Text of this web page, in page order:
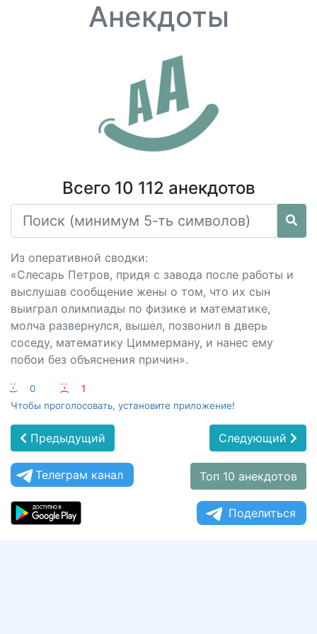
Анекдоты
Всего 10 112 анекдотов
Из оперативной сводки:
«Слесарь Петров, придя с завода после работы и
выслушав сообщение жены о том, что их сын
выиграл олимпиады по физике и математике,
молча развернулся, вышел, позвонил в дверь
соседу, математику Циммерману, и нанес ему
побои без объяснения причин».
:-) 0 :-(
1
Чтобы проголосовать, установите приложение!
Предыдущий Следующий
Телеграм канал Топ 10 анекдотов
Поделиться